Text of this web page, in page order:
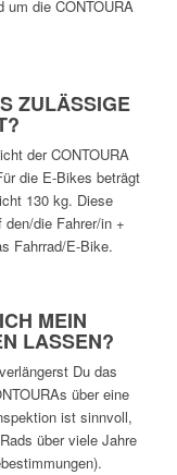
um die CONTOURA
ZULÄSSIGE
der CONTOURA
die E-Bikes beträgt
130 kg. Diese
die Fahrer/in +
Fahrrad/E-Bike.
MEIN
LASSEN?
Du das
über eine
ist sinnvoll,
über viele Jahre